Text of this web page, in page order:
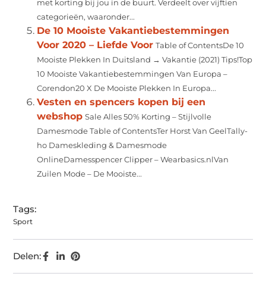
met korting bij jou in de buurt. Verdeelt over vijftien
categorieën, waaronder...
De 10 Mooiste Vakantiebestemmingen
Voor 2020 – Liefde Voor Table of ContentsDe 10
Mooiste Plekken In Duitsland → Vakantie (2021) Tips!Top
10 Mooiste Vakantiebestemmingen Van Europa –
Corendon20 X De Mooiste Plekken In Europa...
Vesten en spencers kopen bij een
webshop Sale Alles 50% Korting – Stijlvolle
Damesmode Table of ContentsTer Horst Van GeelTally-
ho Dameskleding & Damesmode
OnlineDamesspencer Clipper – Wearbasics.nlVan
Zuilen Mode – De Mooiste...
Tags:
Sport
Delen: